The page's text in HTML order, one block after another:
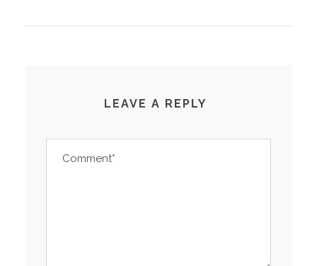
LEAVE A REPLY